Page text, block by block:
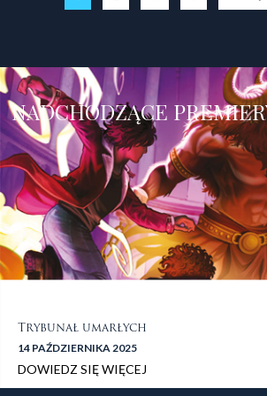
stopka 1
NADCHODZĄCE
Trybunał umarłych
14 PAŹDZIERNIKA 2025
DOWIEDZ SIĘ WIĘCEJ